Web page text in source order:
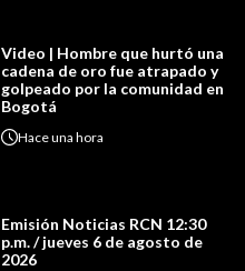
Video | Hombre que hurtó una
cadena de oro fue atrapado y
golpeado por la comunidad en
Bogotá
Haceuna hora
Emisión Noticias RCN 12:30
p.m. / jueves 6 de agosto de
2026